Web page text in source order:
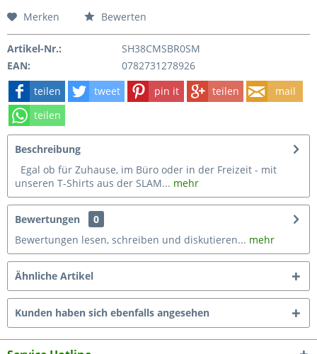
Merken Bewerten
Artikel-Nr.:
SH38CMSBR0SM
EAN:
0782731278926
teilen
tweet pin it teilen
mail
teilen
Beschreibung
Egal ob für Zuhause, im Büro oder in der Freizeit - mit
unseren T-Shirts aus der SLAM... mehr
Bewertungen
0
Bewertungen lesen, schreiben und diskutieren... mehr
Ähnliche Artikel
Kunden haben sich ebenfalls angesehen